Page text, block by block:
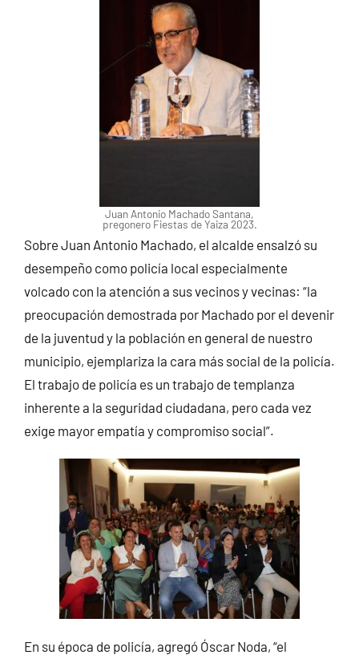
Juan Antonio Machado Santana,
pregonero Fiestas de Yaiza 2023.
Sobre Juan Antonio Machado, el alcalde ensalzó su
desempeño como policía local especialmente
volcado con la atención a sus vecinos y vecinas: “la
preocupación demostrada por Machado por el devenir
de la juventud y la población en general de nuestro
municipio, ejemplariza la cara más social de la policía.
El trabajo de policía es un trabajo de templanza
inherente a la seguridad ciudadana, pero cada vez
exige mayor empatía y compromiso social”.
En su época de policía, agregó Óscar Noda, “el